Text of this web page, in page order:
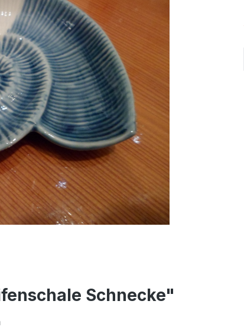
Schnecke"